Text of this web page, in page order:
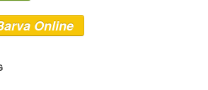
Online